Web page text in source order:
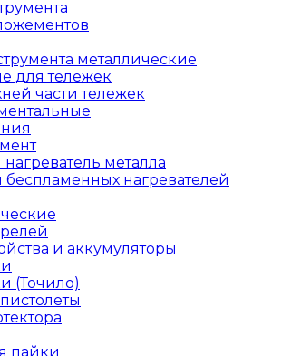
металлические
для тележек
части тележек
металла
нагревателей
и аккумуляторы
(Точило)
пайки